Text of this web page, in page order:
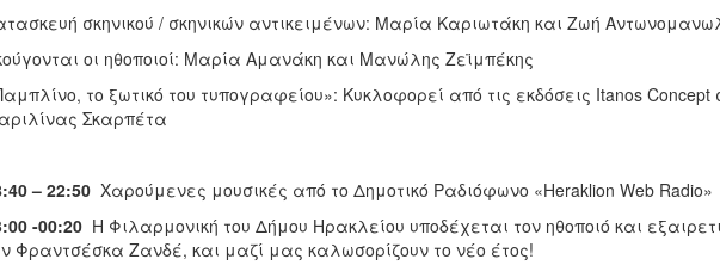
σκηνικού / σκηνικών αντικειμένων: Μαρία Καριωτάκη και Ζωή
οι ηθοποιοί: Μαρία Αμανάκη και Μανώλης Ζεϊμπέκης
το ξωτικό του τυπογραφείου»: Κυκλοφορεί από τις εκδόσεις Itanos
Σκαρπέτα
– 22:50 Χαρούμενες μουσικές από το Δημοτικό Ραδιόφωνο «Heraklion Web Radio»
-00:20 Η Φιλαρμονική του Δήμου Ηρακλείου υποδέχεται τον ηθοποιό και
Φραντσέσκα Ζανδέ, και μαζί μας καλωσορίζουν το νέο έτος!